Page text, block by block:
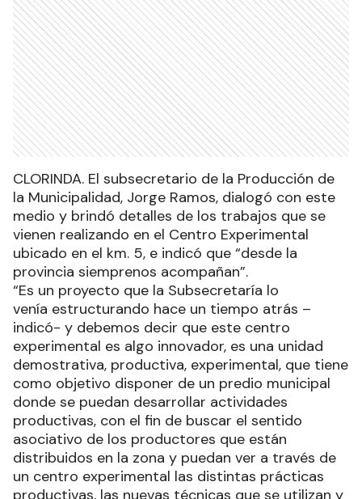
CLORINDA. El subsecretario de la Producción de
la Municipalidad, Jorge Ramos, dialogó con este
medio y brindó detalles de los trabajos que se
vienen realizando en el Centro Experimental
ubicado en el km. 5, e indicó que “desde la
provincia siemprenos acompañan”.
“Es un proyecto que la Subsecretaría lo
venía estructurando hace un tiempo atrás –
indicó- y debemos decir que este centro
experimental es algo innovador, es una unidad
demostrativa, productiva, experimental, que tiene
como objetivo disponer de un predio municipal
donde se puedan desarrollar actividades
productivas, con el fin de buscar el sentido
asociativo de los productores que están
distribuidos en la zona y puedan ver a través de
un centro experimental las distintas prácticas